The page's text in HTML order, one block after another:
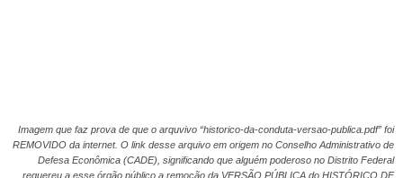
Imagem que faz prova de que o arquvivo “historico-da-conduta-versao-publica.pdf” foi
REMOVIDO da internet. O link desse arquivo em origem no Conselho Administrativo de
Defesa Econômica (CADE), significando que alguém poderoso no Distrito Federal
requereu a esse órgão público a remoção da VERSÃO PÚBLICA do HISTÓRICO DE